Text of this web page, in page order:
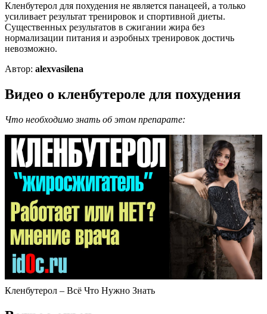
Кленбутерол для похудения не является панацеей, а только
усиливает результат тренировок и спортивной диеты.
Существенных результатов в сжигании жира без
нормализации питания и аэробных тренировок достичь
невозможно.
Автор: alexvasilena
Видео о кленбутероле для похудения
Что необходимо знать об этом препарате:
Кленбутерол – Всё Что Нужно Знать